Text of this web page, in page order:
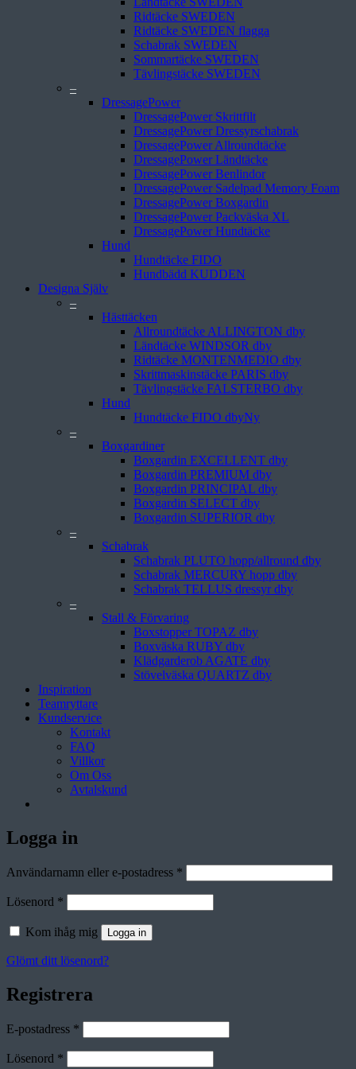
Ridtäcke SWEDEN
Ridtäcke SWEDEN flagga
Schabrak SWEDEN
Sommartäcke SWEDEN
Tävlingstäcke SWEDEN
–
DressagePower
DressagePower Skrittfilt
DressagePower Dressyrschabrak
DressagePower Allroundtäcke
DressagePower Ländtäcke
DressagePower Benlindor
DressagePower Sadelpad Memory Foam
DressagePower Boxgardin
DressagePower Packväska XL
DressagePower Hundtäcke
Hund
Hundtäcke FIDO
Hundbädd KUDDEN
Designa Själv
–
Hästtäcken
Allroundtäcke ALLINGTON dby
Ländtäcke WINDSOR dby
Ridtäcke MONTENMEDIO dby
Skrittmaskinstäcke PARIS dby
Tävlingstäcke FALSTERBO dby
Hund
Hundtäcke FIDO dby
–
Boxgardiner
Boxgardin EXCELLENT dby
Boxgardin PREMIUM dby
Boxgardin PRINCIPAL dby
Boxgardin SELECT dby
Boxgardin SUPERIOR dby
–
Schabrak
Schabrak PLUTO hopp/allround dby
Schabrak MERCURY hopp dby
Schabrak TELLUS dressyr dby
–
Stall & Förvaring
Boxstopper TOPAZ dby
Boxväska RUBY dby
Klädgarderob AGATE dby
Stövelväska QUARTZ dby
Inspiration
Teamryttare
Kundservice
Kontakt
FAQ
Villkor
Om Oss
Avtalskund
Logga in
Användarnamn eller e-postadress *
Lösenord *
Kom ihåg mig Logga in
Glömt ditt lösenord?
Registrera
E-postadress *
Lösenord *